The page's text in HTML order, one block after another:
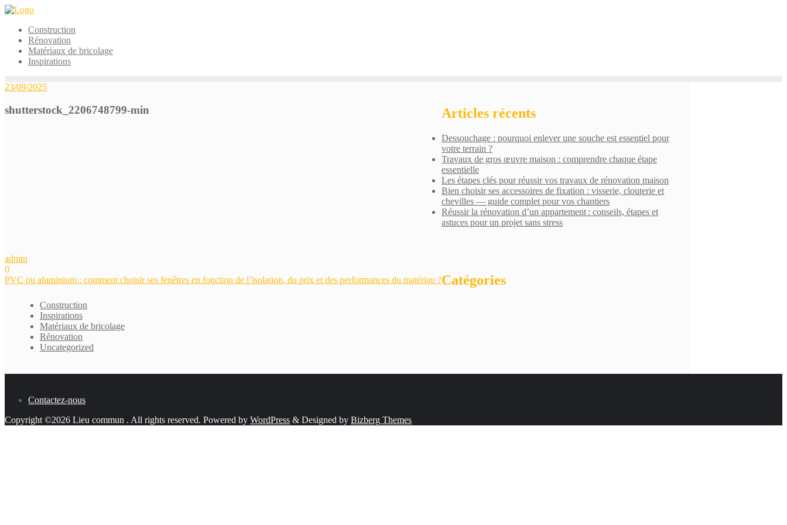
Skip
contentConstruction
Rénovation
Matériaux de bricolage
Inspirations
23/09/2025
shutterstock_2206748799-min
admin
0
Navigation
l’article
PVC ou aluminium : comment choisir ses fenêtres en fonction de l’isolation, du prix et des performances du matériau ?
Articles récents
Dessouchage : pourquoi enlever une souche est essentiel pour
votre terrain ?
Travaux de gros œuvre maison : comprendre chaque étape
essentielle
Les étapes clés pour réussir vos travaux de rénovation maison
Bien choisir ses accessoires de fixation : visserie, clouterie et
chevilles — guide complet pour vos chantiers
Réussir la rénovation d’un appartement : conseils, étapes et
astuces pour un projet sans stress
Catégories
Construction
Inspirations
Matériaux de bricolage
Rénovation
Uncategorized
Contactez-nous
Copyright ©2026 Lieu commun . All rights reserved. Powered by WordPress & Designed by Bizberg Themes